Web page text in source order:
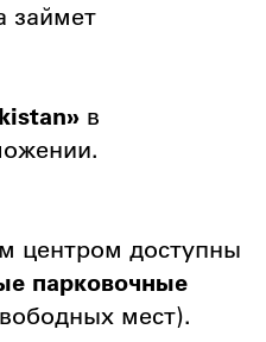
займет
в
центром доступны
парковочные
мест).